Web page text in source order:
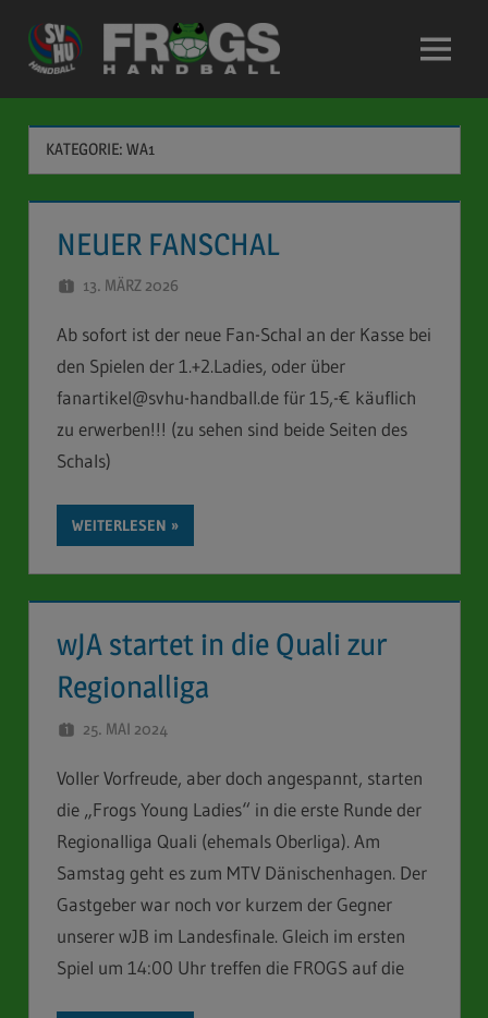
Inhalt
springen
Menü
KATEGORIE: WA1
NEUER FANSCHAL
13. MÄRZ 2026
Ab sofort ist der neue Fan-Schal an der Kasse bei
den Spielen der 1.+2.Ladies, oder über
fanartikel@svhu-handball.de für 15,-€ käuflich
zu erwerben!!! (zu sehen sind beide Seiten des
Schals)
WEITERLESEN
wJA startet in die Quali zur
Regionalliga
25. MAI 2024
Voller Vorfreude, aber doch angespannt, starten
die „Frogs Young Ladies“ in die erste Runde der
Regionalliga Quali (ehemals Oberliga). Am
Samstag geht es zum MTV Dänischenhagen. Der
Gastgeber war noch vor kurzem der Gegner
unserer wJB im Landesfinale. Gleich im ersten
Spiel um 14:00 Uhr treffen die FROGS auf die